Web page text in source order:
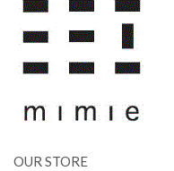
OUR STORE